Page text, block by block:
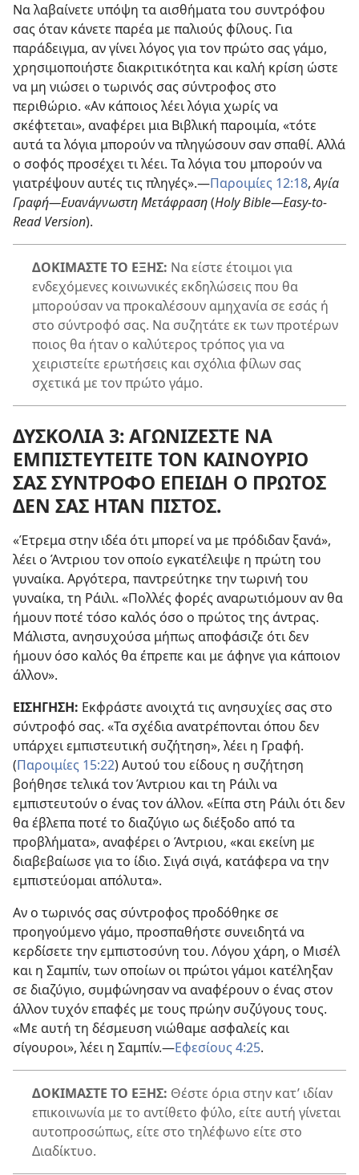
Να λαβαίνετε υπόψη τα αισθήματα του συντρόφου
σας όταν κάνετε παρέα με παλιούς φίλους. Για
παράδειγμα, αν γίνει λόγος για τον πρώτο σας γάμο,
χρησιμοποιήστε διακριτικότητα και καλή κρίση ώστε
να μη νιώσει ο τωρινός σας σύντροφος στο
περιθώριο. «Αν κάποιος λέει λόγια χωρίς να
σκέφτεται», αναφέρει μια Βιβλική παροιμία, «τότε
αυτά τα λόγια μπορούν να πληγώσουν σαν σπαθί. Αλλά
ο σοφός προσέχει τι λέει. Τα λόγια του μπορούν να
γιατρέψουν αυτές τις πληγές».—Παροιμίες 12:18,Αγία
Γραφή—Ευανάγνωστη Μετάφραση(Holy Bible—Easy-to-
Read Version).
ΔΟΚΙΜΑΣΤΕ ΤΟ ΕΞΗΣ: Να είστε έτοιμοι για
ενδεχόμενες κοινωνικές εκδηλώσεις που θα
μπορούσαν να προκαλέσουν αμηχανία σε εσάς ή
στο σύντροφό σας. Να συζητάτε εκ των προτέρων
ποιος θα ήταν ο καλύτερος τρόπος για να
χειριστείτε ερωτήσεις και σχόλια φίλων σας
σχετικά με τον πρώτο γάμο.
ΔΥΣΚΟΛΙΑ 3: ΑΓΩΝΙΖΕΣΤΕ ΝΑ
ΕΜΠΙΣΤΕΥΤΕΙΤΕ ΤΟΝ ΚΑΙΝΟΥΡΙΟ
ΣΑΣ ΣΥΝΤΡΟΦΟ ΕΠΕΙΔΗ Ο ΠΡΩΤΟΣ
ΔΕΝ ΣΑΣ ΗΤΑΝ ΠΙΣΤΟΣ.
«Έτρεμα στην ιδέα ότι μπορεί να με πρόδιδαν ξανά»,
λέει ο Άντριου τον οποίο εγκατέλειψε η πρώτη του
γυναίκα. Αργότερα, παντρεύτηκε την τωρινή του
γυναίκα, τη Ράιλι. «Πολλές φορές αναρωτιόμουν αν θα
ήμουν ποτέ τόσο καλός όσο ο πρώτος της άντρας.
Μάλιστα, ανησυχούσα μήπως αποφάσιζε ότι δεν
ήμουν όσο καλός θα έπρεπε και με άφηνε για κάποιον
άλλον».
ΕΙΣΗΓΗΣΗ: Εκφράστε ανοιχτά τις ανησυχίες σας στο
σύντροφό σας. «Τα σχέδια ανατρέπονται όπου δεν
υπάρχει εμπιστευτική συζήτηση», λέει η Γραφή.
(Παροιμίες 15:22) Αυτού του είδους η συζήτηση
βοήθησε τελικά τον Άντριου και τη Ράιλι να
εμπιστευτούν ο ένας τον άλλον. «Είπα στη Ράιλι ότι δεν
θα έβλεπα ποτέ το διαζύγιο ως διέξοδο από τα
προβλήματα», αναφέρει ο Άντριου, «και εκείνη με
διαβεβαίωσε για το ίδιο. Σιγά σιγά, κατάφερα να την
εμπιστεύομαι απόλυτα».
Αν ο τωρινός σας σύντροφος προδόθηκε σε
προηγούμενο γάμο, προσπαθήστε συνειδητά να
κερδίσετε την εμπιστοσύνη του. Λόγου χάρη, ο Μισέλ
και η Σαμπίν, των οποίων οι πρώτοι γάμοι κατέληξαν
σε διαζύγιο, συμφώνησαν να αναφέρουν ο ένας στον
άλλον τυχόν επαφές με τους πρώην συζύγους τους.
«Με αυτή τη δέσμευση νιώθαμε ασφαλείς και
σίγουροι», λέει η Σαμπίν.—Εφεσίους 4:25.
ΔΟΚΙΜΑΣΤΕ ΤΟ ΕΞΗΣ: Θέστε όρια στην κατ’ ιδίαν
επικοινωνία με το αντίθετο φύλο, είτε αυτή γίνεται
αυτοπροσώπως, είτε στο τηλέφωνο είτε στο
Διαδίκτυο.